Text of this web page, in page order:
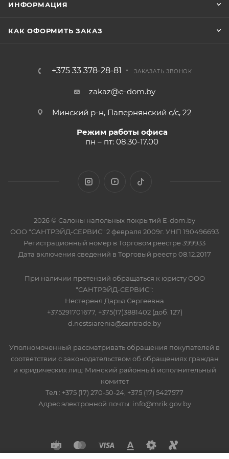
ИНФОРМАЦИЯ
КАК ОФОРМИТЬ ЗАКАЗ
+375 33 378-28-81 ЗАКАЗАТЬ ЗВОНОК
zakaz@e-dom.by
Минский р-н, Папернянский с/с, 22
Режим работы офиса
пн – пт: 08.30-17.00
2026 © Салоны напольных покрытий E-dom.by
ООО "САНТРЭЙД-СЕРВИС" 2 февраля 2009г. УНП 190496693
Регистрационный номер в Торговом реестре 399933
Дата включения сведений в Торговый реестр 08.12.2017
При наличии претензий обращаться к юристу ООО
"САНТРЭЙД-СЕРВИС":
Нестереня Дарья Сергеевна
+375291701677, +375(17)3881402 (доб. 127)
d.nestsiarenia@santrade.by
Уполномоченный рассматривать обращения покупателей в
соответствии с законодательством об обращениях граждан
и юридических лиц: Минский районный исполнительный
комитет
Тел.: +375 (17) 270-50-24, +375 (17) 5427577
Адрес электронной почты: info@mrik.gov.by